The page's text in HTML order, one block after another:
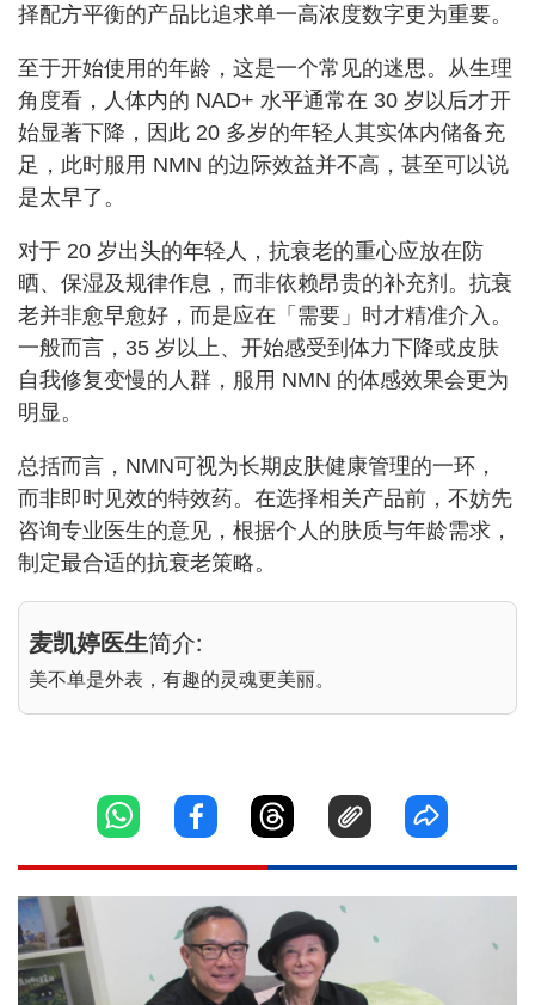
择配方平衡的产品比追求单一高浓度数字更为重要。
至于开始使用的年龄，这是一个常见的迷思。从生理
角度看，人体内的 NAD+ 水平通常在 30 岁以后才开
始显著下降，因此 20 多岁的年轻人其实体内储备充
足，此时服用 NMN 的边际效益并不高，甚至可以说
是太早了。
对于 20 岁出头的年轻人，抗衰老的重心应放在防
晒、保湿及规律作息，而非依赖昂贵的补充剂。抗衰
老并非愈早愈好，而是应在「需要」时才精准介入。
一般而言，35 岁以上、开始感受到体力下降或皮肤
自我修复变慢的人群，服用 NMN 的体感效果会更为
明显。
总括而言，NMN可视为长期皮肤健康管理的一环，
而非即时见效的特效药。在选择相关产品前，不妨先
咨询专业医生的意见，根据个人的肤质与年龄需求，
制定最合适的抗衰老策略。
麦凯婷医生简介:
美不单是外表，有趣的灵魂更美丽。